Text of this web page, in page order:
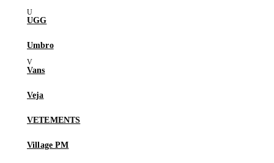
UGG
Umbro
Vans
Veja
VETEMENTS
Village PM